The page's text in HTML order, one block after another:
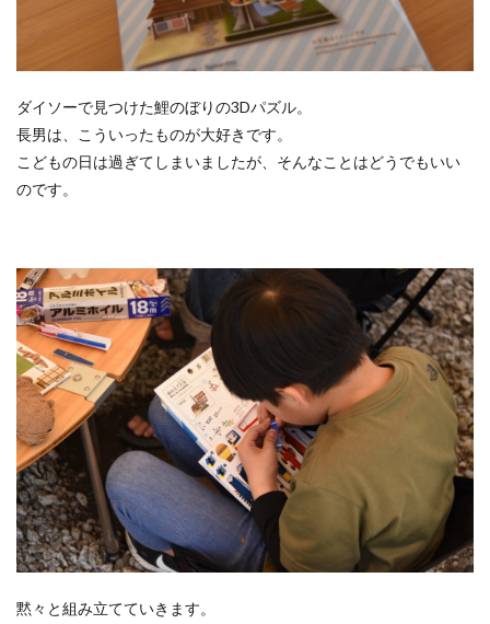
ダイソーで見つけた鯉のぼりの3Dパズル。
長男は、こういったものが大好きです。
こどもの日は過ぎてしまいましたが、そんなことはどうでもいい
のです。
黙々と組み立てていきます。